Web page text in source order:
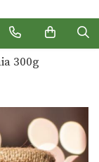
300g